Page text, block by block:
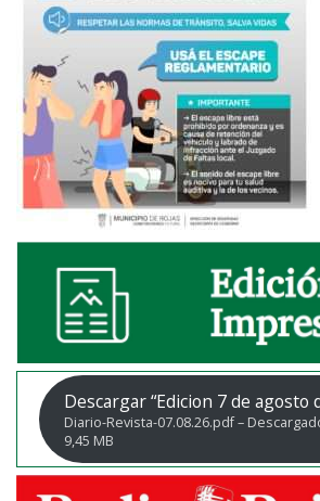
Descargar “Edicion 7 de agosto
Diario-Revista-07.08.26.pdf –
9,45 MB